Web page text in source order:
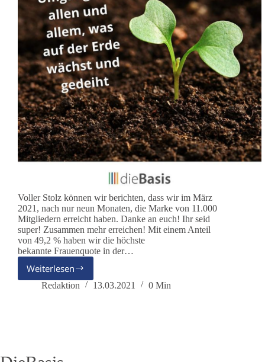
Voller Stolz können wir berichten, dass wir im März
2021, nach nur neun Monaten, die Marke von 11.000
Mitgliedern erreicht haben. Danke an euch! Ihr seid
super! Zusammen mehr erreichen! Mit einem Anteil
von 49,2 % haben wir die höchste
bekannte Frauenquote in der…
Weiterlesen
Neun
Monate
Redaktion 13.03.2021 0 Min